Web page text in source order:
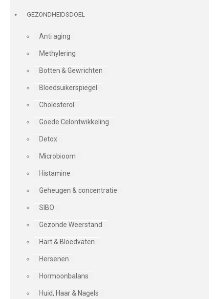
GEZONDHEIDSDOEL
Anti aging
Methylering
Botten & Gewrichten
Bloedsuikerspiegel
Cholesterol
Goede Celontwikkeling
Detox
Microbioom
Histamine
Geheugen & concentratie
SIBO
Gezonde Weerstand
Hart & Bloedvaten
Hersenen
Hormoonbalans
Huid, Haar & Nagels